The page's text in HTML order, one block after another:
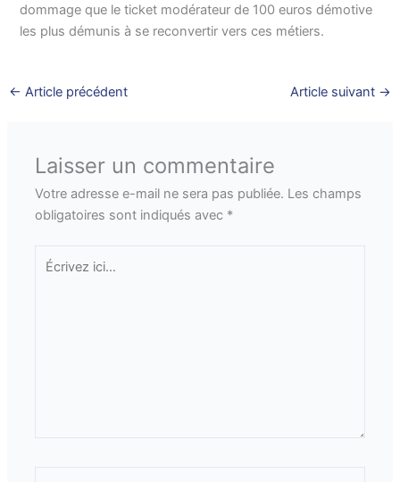
dommage que le ticket modérateur de 100 euros démotive
les plus démunis à se reconvertir vers ces métiers.
← Article précédent Article suivant →
Laisser un commentaire
Votre adresse e-mail ne sera pas publiée. Les champs
obligatoires sont indiqués avec *
Écrivez
ici…